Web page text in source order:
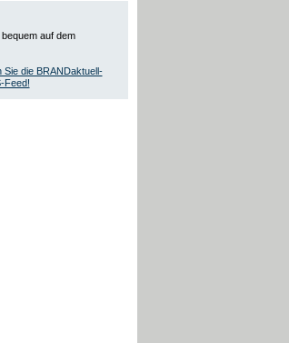
auf dem
Sie die BRANDaktuell-
Feed!